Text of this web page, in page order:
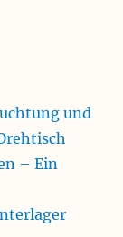
und
– Ein